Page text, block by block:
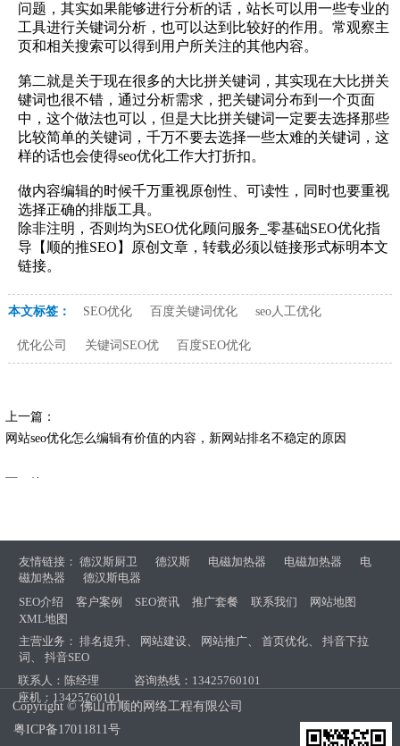
问题，其实如果能够进行分析的话，站长可以用一些专业的
工具进行关键词分析，也可以达到比较好的作用。常观察主
页和相关搜索可以得到用户所关注的其他内容。
第二就是关于现在很多的大比拼关键词，其实现在大比拼关
键词也很不错，通过分析需求，把关键词分布到一个页面
中，这个做法也可以，但是大比拼关键词一定要去选择那些
比较简单的关键词，千万不要去选择一些太难的关键词，这
样的话也会使得seo优化工作大打折扣。
做内容编辑的时候千万重视原创性、可读性，同时也要重视
选择正确的排版工具。
除非注明，否则均为SEO优化顾问服务_零基础SEO优化指
导【顺的推SEO】原创文章，转载必须以链接形式标明本文
链接。
本文标签： SEO优化 百度关键词优化 seo人工优化
优化公司 关键词SEO优 百度SEO优化
上一篇：
网站seo优化怎么编辑有价值的内容，新网站排名不稳定的原因
友情链接：德汉斯厨卫 德汉斯 电磁加热器 电磁加热器
电
磁加热器
德汉斯电器
SEO介绍
客户案例 SEO资讯 推广套餐 联系我们
网站地图
XML地图
主营业务：排名提升、 网站建设、 网站推广、首页优化、抖音下拉
词 、抖音SEO
联系人：陈经理
咨询热线：13425760101
座机：13425760101
Copyright © 佛山市顺的网络工程有限公司
粤ICP备17011811号